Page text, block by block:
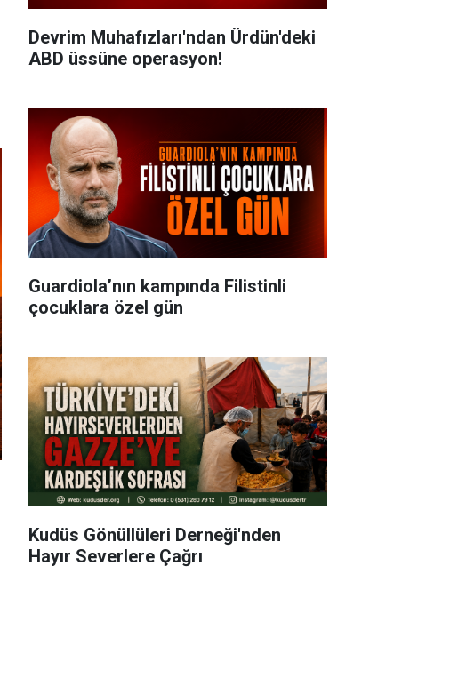
Devrim Muhafızları'ndan Ürdün'deki
ABD üssüne operasyon!
Guardiola’nın kampında Filistinli
çocuklara özel gün
Kudüs Gönüllüleri Derneği'nden
Hayır Severlere Çağrı